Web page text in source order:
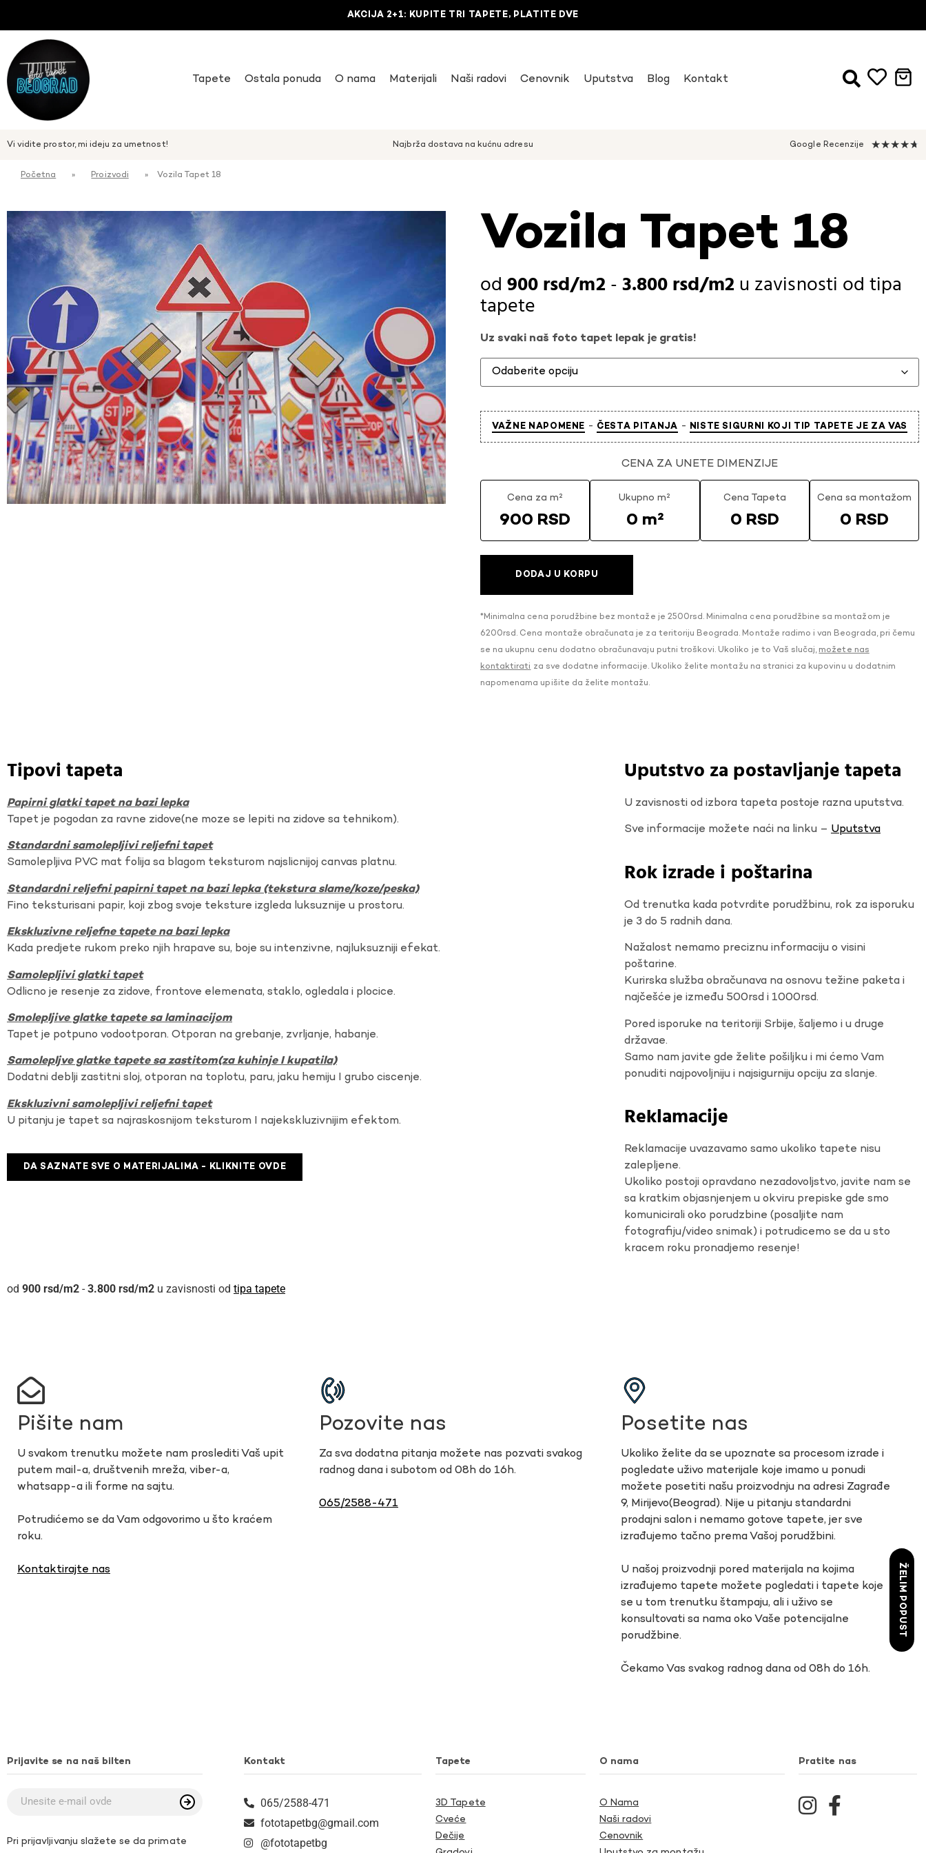
AKCIJA 2+1: KUPITE TRI TAPETE, PLATITE DVE
Tapete Ostala ponuda O nama Materijali Naši radovi Cenovnik Uputstva Blog Kontakt
Vi vidite prostor, mi ideju za umetnost! Najbrža dostava na kućnu adresu Google Recenzije ★★★★★
Početna » Proizvodi » Vozila Tapet 18
Vozila Tapet 18
900rsd -3.800rsd u zavisnosti od tipa
tapete
Uz svaki naš foto tapet lepak je gratis!
VAŽNE NAPOMENE - ČESTA PITANJA - NISTE SIGURNI KOJI TIP TAPETE JE ZA VAS
CENA ZA UNETE DIMENZIJE
Cena za m²
900 RSD
Ukupno m²
0 m²
Cena Tapeta
0 RSD
Cena sa montažom
0 RSD
DODAJ U KORPU
*Minimalna cena porudžbine bez montaže je 2500rsd. Minimalna cena porudžbine sa montažom je
6200rsd. Cena montaže obračunata je za teritoriju Beograda. Montaže radimo i van Beograda, pri čemu
se na ukupnu cenu dodatno obračunavaju putni troškovi. Ukoliko je to Vaš slučaj, možete nas
kontaktirati za sve dodatne informacije. Ukoliko želite montažu na stranici za kupovinu u dodatnim
napomenama upišite da želite montažu.
Tipovi tapeta
Papirni glatki tapet na bazi lepka
Tapet je pogodan za ravne zidove(ne moze se lepiti na zidove sa tehnikom).
Standardni samolepljivi reljefni tapet
Samolepljiva PVC mat folija sa blagom teksturom najslicnijoj canvas platnu.
Standardni reljefni papirni tapet na bazi lepka (tekstura slame/koze/peska)
Fino teksturisani papir, koji zbog svoje teksture izgleda luksuznije u prostoru.
Ekskluzivne reljefne tapete na bazi lepka
Kada predjete rukom preko njih hrapave su, boje su intenzivne, najluksuzniji efekat.
Samolepljivi glatki tapet
Odlicno je resenje za zidove, frontove elemenata, staklo, ogledala i plocice.
Smolepljive glatke tapete sa laminacijom
Tapet je potpuno vodootporan. Otporan na grebanje, zvrljanje, habanje.
Samolepljve glatke tapete sa zastitom(za kuhinje I kupatila)
Dodatni deblji zastitni sloj, otporan na toplotu, paru, jaku hemiju I grubo ciscenje.
Ekskluzivni samolepljivi reljefni tapet
U pitanju je tapet sa najraskosnijom teksturom I najekskluzivnijim efektom.
DA SAZNATE SVE O MATERIJALIMA - KLIKNITE OVDE
Uputstvo za postavljanje tapeta
U zavisnosti od izbora tapeta postoje razna uputstva.
Sve informacije možete naći na linku – Uputstva
Rok izrade i poštarina
Od trenutka kada potvrdite porudžbinu, rok za isporuku
je 3 do 5 radnih dana.
Nažalost nemamo preciznu informaciju o visini
poštarine.
Kurirska služba obračunava na osnovu težine paketa i
najčešće je između 500rsd i 1000rsd.
Pored isporuke na teritoriji Srbije, šaljemo i u druge
državae.
Samo nam javite gde želite pošiljku i mi ćemo Vam
ponuditi najpovoljniju i najsigurniju opciju za slanje.
Reklamacije
Reklamacije uvazavamo samo ukoliko tapete nisu
zalepljene.
Ukoliko postoji opravdano nezadovoljstvo, javite nam se
sa kratkim objasnjenjem u okviru prepiske gde smo
komunicirali oko porudzbine (posaljite nam
fotografiju/video snimak) i potrudicemo se da u sto
kracem roku pronadjemo resenje!
900 rsd - 3.800 rsd u zavisnosti od tipa tapete
Pišite nam
U svakom trenutku možete nam proslediti Vaš upit
putem mail-a, društvenih mreža, viber-a,
whatsapp-a ili forme na sajtu.
Potrudićemo se da Vam odgovorimo u što kraćem
roku.
Kontaktirajte nas
Pozovite nas
Za sva dodatna pitanja možete nas pozvati svakog
radnog dana i subotom od 08h do 16h.
065/2588-471
Posetite nas
Ukoliko želite da se upoznate sa procesom izrade i
pogledate uživo materijale koje imamo u ponudi
možete posetiti našu proizvodnju na adresi Zagrađe
9, Mirijevo(Beograd). Nije u pitanju standardni
prodajni salon i nemamo gotove tapete, jer sve
izrađujemo tačno prema Vašoj porudžbini.
U našoj proizvodnji pored materijala na kojima
izrađujemo tapete možete pogledati i tapete koje
se u tom trenutku štampaju, ali i uživo se
konsultovati sa nama oko Vaše potencijalne
porudžbine.
Čekamo Vas svakog radnog dana od 08h do 16h.
Prijavite se na naš bilten
Pri prijavljivanju slažete se da primate
Kontakt
065/2588-471
fototapetbg@gmail.com
@fototapetbg
Tapete
3D Tapete
Cveće
Dečije
O nama
O Nama
Naši radovi
Cenovnik
Pratite nas
ŽELIM POPUST